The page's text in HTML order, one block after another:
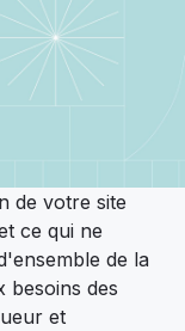
de votre site
ce qui ne
de la
besoins des
et